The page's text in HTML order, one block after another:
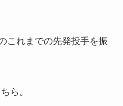
これまでの先発投手を振
ら。